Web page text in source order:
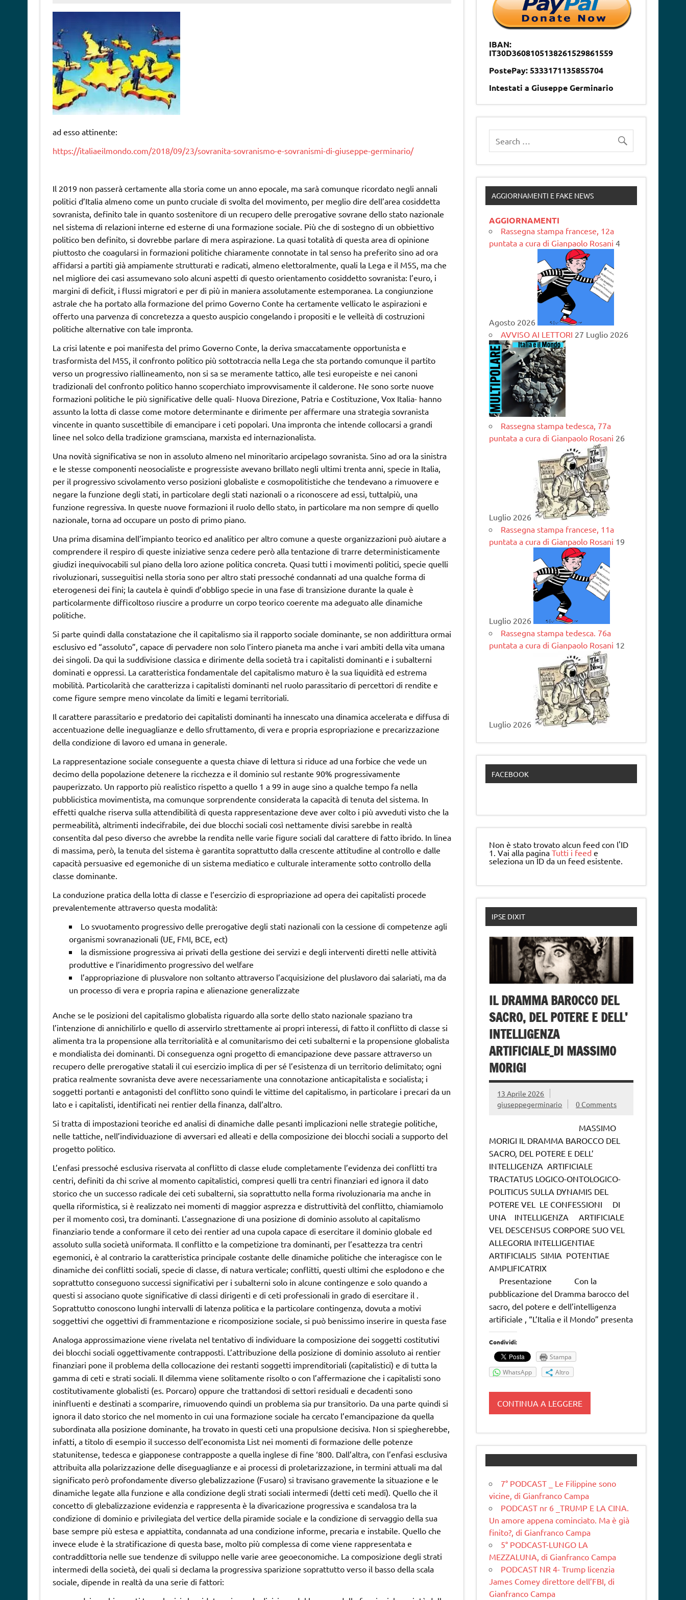
ad esso attinente:
https://italiaeilmondo.com/2018/09/23/sovranita-sovranismo-e-sovranismi-di-giuseppe-germinario/
Il 2019 non passerà certamente alla storia come un anno epocale, ma sarà comunque ricordato negli annali
politici d’Italia almeno come un punto cruciale di svolta del movimento, per meglio dire dell’area cosiddetta
sovranista, definito tale in quanto sostenitore di un recupero delle prerogative sovrane dello stato nazionale
nel sistema di relazioni interne ed esterne di una formazione sociale. Più che di sostegno di un obbiettivo
politico ben definito, si dovrebbe parlare di mera aspirazione. La quasi totalità di questa area di opinione
piuttosto che coagularsi in formazioni politiche chiaramente connotate in tal senso ha preferito sino ad ora
affidarsi a partiti già ampiamente strutturati e radicati, almeno elettoralmente, quali la Lega e il M5S, ma che
nel migliore dei casi assumevano solo alcuni aspetti di questo orientamento cosiddetto sovranista: l’euro, i
margini di deficit, i flussi migratori e per di più in maniera assolutamente estemporanea. La congiunzione
astrale che ha portato alla formazione del primo Governo Conte ha certamente vellicato le aspirazioni e
offerto una parvenza di concretezza a questo auspicio congelando i propositi e le velleità di costruzioni
politiche alternative con tale impronta.
La crisi latente e poi manifesta del primo Governo Conte, la deriva smaccatamente opportunista e
trasformista del M5S, il confronto politico più sottotraccia nella Lega che sta portando comunque il partito
verso un progressivo riallineamento, non si sa se meramente tattico, alle tesi europeiste e nei canoni
tradizionali del confronto politico hanno scoperchiato improvvisamente il calderone. Ne sono sorte nuove
formazioni politiche le più significative delle quali- Nuova Direzione, Patria e Costituzione, Vox Italia- hanno
assunto la lotta di classe come motore determinante e dirimente per affermare una strategia sovranista
vincente in quanto suscettibile di emancipare i ceti popolari. Una impronta che intende collocarsi a grandi
linee nel solco della tradizione gramsciana, marxista ed internazionalista.
Una novità significativa se non in assoluto almeno nel minoritario arcipelago sovranista. Sino ad ora la sinistra
e le stesse componenti neosocialiste e progressiste avevano brillato negli ultimi trenta anni, specie in Italia,
per il progressivo scivolamento verso posizioni globaliste e cosmopolitistiche che tendevano a rimuovere e
negare la funzione degli stati, in particolare degli stati nazionali o a riconoscere ad essi, tuttalpiù, una
funzione regressiva. In queste nuove formazioni il ruolo dello stato, in particolare ma non sempre di quello
nazionale, torna ad occupare un posto di primo piano.
Una prima disamina dell’impianto teorico ed analitico per altro comune a queste organizzazioni può aiutare a
comprendere il respiro di queste iniziative senza cedere però alla tentazione di trarre deterministicamente
giudizi inequivocabili sul piano della loro azione politica concreta. Quasi tutti i movimenti politici, specie quelli
rivoluzionari, susseguitisi nella storia sono per altro stati pressoché condannati ad una qualche forma di
eterogenesi dei fini; la cautela è quindi d’obbligo specie in una fase di transizione durante la quale è
particolarmente difficoltoso riuscire a produrre un corpo teorico coerente ma adeguato alle dinamiche
politiche.
Si parte quindi dalla constatazione che il capitalismo sia il rapporto sociale dominante, se non addirittura ormai
esclusivo ed “assoluto”, capace di pervadere non solo l’intero pianeta ma anche i vari ambiti della vita umana
dei singoli. Da qui la suddivisione classica e dirimente della società tra i capitalisti dominanti e i subalterni
dominati e oppressi. La caratteristica fondamentale del capitalismo maturo è la sua liquidità ed estrema
mobilità. Particolarità che caratterizza i capitalisti dominanti nel ruolo parassitario di percettori di rendite e
come figure sempre meno vincolate da limiti e legami territoriali.
Il carattere parassitario e predatorio dei capitalisti dominanti ha innescato una dinamica accelerata e diffusa di
accentuazione delle ineguaglianze e dello sfruttamento, di vera e propria espropriazione e precarizzazione
della condizione di lavoro ed umana in generale.
La rappresentazione sociale conseguente a questa chiave di lettura si riduce ad una forbice che vede un
decimo della popolazione detenere la ricchezza e il dominio sul restante 90% progressivamente
pauperizzato. Un rapporto più realistico rispetto a quello 1 a 99 in auge sino a qualche tempo fa nella
pubblicistica movimentista, ma comunque sorprendente considerata la capacità di tenuta del sistema. In
effetti qualche riserva sulla attendibilità di questa rappresentazione deve aver colto i più avveduti visto che la
permeabilità, altrimenti indecifrabile, dei due blocchi sociali così nettamente divisi sarebbe in realtà
consentita dal peso diverso che avrebbe la rendita nelle varie figure sociali dal carattere di fatto ibrido. In linea
di massima, però, la tenuta del sistema è garantita soprattutto dalla crescente attitudine al controllo e dalle
capacità persuasive ed egemoniche di un sistema mediatico e culturale interamente sotto controllo della
classe dominante.
La conduzione pratica della lotta di classe e l’esercizio di espropriazione ad opera dei capitalisti procede
prevalentemente attraverso questa modalità:
Lo svuotamento progressivo delle prerogative degli stati nazionali con la cessione di competenze agli
organismi sovranazionali (UE, FMI, BCE, ect)
la dismissione progressiva ai privati della gestione dei servizi e degli interventi diretti nelle attività
produttive e l’inaridimento progressivo del welfare
l’appropriazione di plusvalore non soltanto attraverso l’acquisizione del pluslavoro dai salariati, ma da
un processo di vera e propria rapina e alienazione generalizzate
Anche se le posizioni del capitalismo globalista riguardo alla sorte dello stato nazionale spaziano tra
l’intenzione di annichilirlo e quello di asservirlo strettamente ai propri interessi, di fatto il conflitto di classe si
alimenta tra la propensione alla territorialità e al comunitarismo dei ceti subalterni e la propensione globalista
e mondialista dei dominanti. Di conseguenza ogni progetto di emancipazione deve passare attraverso un
recupero delle prerogative statali il cui esercizio implica di per sé l’esistenza di un territorio delimitato; ogni
pratica realmente sovranista deve avere necessariamente una connotazione anticapitalista e socialista; i
soggetti portanti e antagonisti del conflitto sono quindi le vittime del capitalismo, in particolare i precari da un
lato e i capitalisti, identificati nei rentier della finanza, dall’altro.
Si tratta di impostazioni teoriche ed analisi di dinamiche dalle pesanti implicazioni nelle strategie politiche,
nelle tattiche, nell’individuazione di avversari ed alleati e della composizione dei blocchi sociali a supporto del
progetto politico.
L’enfasi pressoché esclusiva riservata al conflitto di classe elude completamente l’evidenza dei conflitti tra
centri, definiti da chi scrive al momento capitalistici, compresi quelli tra centri finanziari ed ignora il dato
storico che un successo radicale dei ceti subalterni, sia soprattutto nella forma rivoluzionaria ma anche in
quella riformistica, si è realizzato nei momenti di maggior asprezza e distruttività del conflitto, chiamiamolo
per il momento così, tra dominanti. L’assegnazione di una posizione di dominio assoluto al capitalismo
finanziario tende a conformare il ceto dei rentier ad una cupola capace di esercitare il dominio globale ed
assoluto sulla società uniformata. Il conflitto e la competizione tra dominanti, per l’esattezza tra centri
egemonici, è al contrario la caratteristica principale costante delle dinamiche politiche che interagisce con le
dinamiche dei conflitti sociali, specie di classe, di natura verticale; conflitti, questi ultimi che esplodono e che
soprattutto conseguono successi significativi per i subalterni solo in alcune contingenze e solo quando a
questi si associano quote significative di classi dirigenti e di ceti professionali in grado di esercitare il .
Soprattutto conoscono lunghi intervalli di latenza politica e la particolare contingenza, dovuta a motivi
soggettivi che oggettivi di frammentazione e ricomposizione sociale, si può benissimo inserire in questa fase
Analoga approssimazione viene rivelata nel tentativo di individuare la composizione dei soggetti costitutivi
dei blocchi sociali oggettivamente contrapposti. L’attribuzione della posizione di dominio assoluto ai rentier
finanziari pone il problema della collocazione dei restanti soggetti imprenditoriali (capitalistici) e di tutta la
gamma di ceti e strati sociali. Il dilemma viene solitamente risolto o con l’affermazione che i capitalisti sono
costitutivamente globalisti (es. Porcaro) oppure che trattandosi di settori residuali e decadenti sono
ininfluenti e destinati a scomparire, rimuovendo quindi un problema sia pur transitorio. Da una parte quindi si
ignora il dato storico che nel momento in cui una formazione sociale ha cercato l’emancipazione da quella
subordinata alla posizione dominante, ha trovato in questi ceti una propulsione decisiva. Non si spiegherebbe,
infatti, a titolo di esempio il successo dell’economista List nei momenti di formazione delle potenze
statunitense, tedesca e giapponese contrapposte a quella inglese di fine ‘800. Dall’altra, con l’enfasi esclusiva
attribuita alla polarizzazione delle diseguaglianze e ai processi di proletarizzazione, in termini attuali ma dal
significato però profondamente diverso glebalizzazione (Fusaro) si travisano gravemente la situazione e le
dinamiche legate alla funzione e alla condizione degli strati sociali intermedi (detti ceti medi). Quello che il
concetto di glebalizzazione evidenzia e rappresenta è la divaricazione progressiva e scandalosa tra la
condizione di dominio e privilegiata del vertice della piramide sociale e la condizione di servaggio della sua
base sempre più estesa e appiattita, condannata ad una condizione informe, precaria e instabile. Quello che
invece elude è la stratificazione di questa base, molto più complessa di come viene rappresentata e
contraddittoria nelle sue tendenze di sviluppo nelle varie aree geoeconomiche. La composizione degli strati
intermedi della società, dei quali si declama la progressiva sparizione soprattutto verso il basso della scala
sociale, dipende in realtà da una serie di fattori:
IBAN:
IT30D3608105138261529861559
PostePay: 5333171135855704
Intestati a Giuseppe Germinario
AGGIORNAMENTI E FAKE NEWS
AGGIORNAMENTI
Rassegna stampa francese, 12a
puntata a cura di Gianpaolo Rosani 4
Agosto 2026
AVVISO AI LETTORI 27 Luglio 2026
Rassegna stampa tedesca, 77a
puntata a cura di Gianpaolo Rosani 26
Luglio 2026
Rassegna stampa francese, 11a
puntata a cura di Gianpaolo Rosani 19
Luglio 2026
Rassegna stampa tedesca. 76a
puntata a cura di Gianpaolo Rosani 12
Luglio 2026
FACEBOOK
Non è stato trovato alcun feed con l'ID
1. Vai alla paginaTutti i feed e
seleziona un ID da un feed esistente.
IPSE DIXIT
IL DRAMMA BAROCCO DEL
SACRO, DEL POTERE E DELL’
INTELLIGENZA
ARTIFICIALE_DI MASSIMO
MORIGI
13 Aprile 2026
giuseppegerminario
0 Comments
MASSIMO
MORIGI IL DRAMMA BAROCCO DEL
SACRO, DEL POTERE E DELL’
INTELLIGENZA ARTIFICIALE
TRACTATUS LOGICO-ONTOLOGICO-
POLITICUS SULLA DYNAMIS DEL
POTERE VEL LE CONFESSIONI DI
UNA INTELLIGENZA ARTIFICIALE
VEL DESCENSUS CORPORE SUO VEL
ALLEGORIA INTELLIGENTIAE
ARTIFICIALIS SIMIA POTENTIAE
AMPLIFICATRIX
Presentazione Con la
pubblicazione del Dramma barocco del
sacro, del potere e dell’intelligenza
artificiale , “L’Italia e il Mondo” presenta
Condividi:
Stampa
WhatsApp
Altro
CONTINUA A LEGGERE
7° PODCAST _ Le Filippine sono
vicine, di Gianfranco Campa
PODCAST nr 6 _TRUMP E LA CINA.
Un amore appena cominciato. Ma è già
finito?, di Gianfranco Campa
5° PODCAST-LUNGO LA
MEZZALUNA, di Gianfranco Campa
PODCAST NR 4- Trump licenzia
James Comey direttore dell’FBI, di
Gianfranco Campa